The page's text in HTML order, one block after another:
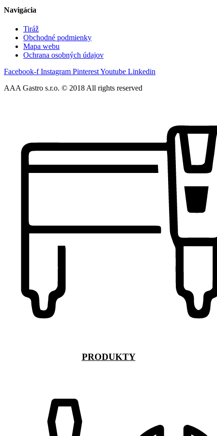
Navigácia
Tiráž
Obchodné podmienky
Mapa webu
Ochrana osobných údajov
Facebook-f Instagram PinterestYoutube Linkedin
AAA Gastro s.r.o. © 2018 All rights reserved​
PRODUKTY